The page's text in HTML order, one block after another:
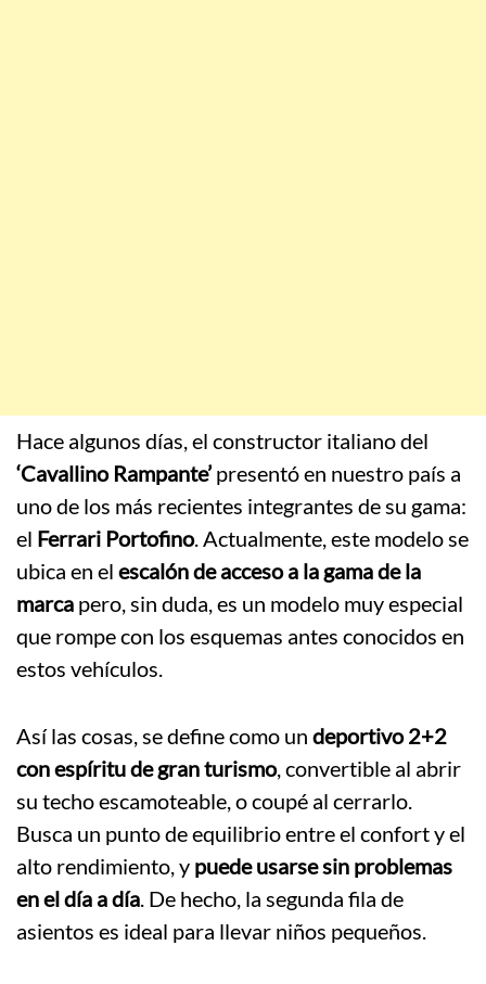
Hace algunos días, el constructor italiano del
‘Cavallino Rampante’ presentó en nuestro país a
uno de los más recientes integrantes de su gama:
el Ferrari Portofino. Actualmente, este modelo se
ubica en el escalón de acceso a la gama de la
marca pero, sin duda, es un modelo muy especial
que rompe con los esquemas antes conocidos en
estos vehículos.
Así las cosas, se define como un deportivo 2+2
con espíritu de gran turismo, convertible al abrir
su techo escamoteable, o coupé al cerrarlo.
Busca un punto de equilibrio entre el confort y el
alto rendimiento, y puede usarse sin problemas
en el día a día. De hecho, la segunda fila de
asientos es ideal para llevar niños pequeños.